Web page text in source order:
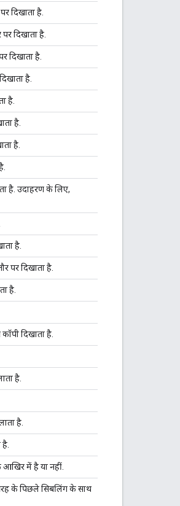
दिखाता है.
दिखाता है.
दिखाता है.
है.
है.
है.
है.
है. उदाहरण के लिए,
है.
पर दिखाता है.
है.
दिखाता है.
है.
है.
में है या नहीं.
के पिछले सिबलिंग के साथ